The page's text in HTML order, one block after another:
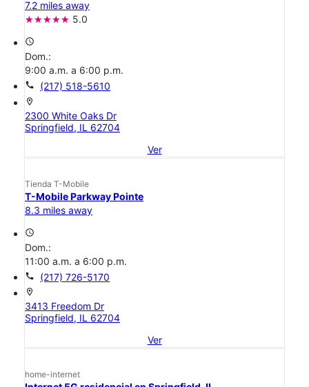
7.2 miles away
5.0
access_time
Dom.:
9:00 a.m. a 6:00 p.m.
call (217) 518-5610
location_on
2300 White Oaks Dr
Springfield, IL 62704
Ver
Tienda T-Mobile
T-Mobile Parkway Pointe
8.3 miles away
access_time
Dom.:
11:00 a.m. a 6:00 p.m.
call (217) 726-5170
location_on
3413 Freedom Dr
Springfield, IL 62704
Ver
home-internet